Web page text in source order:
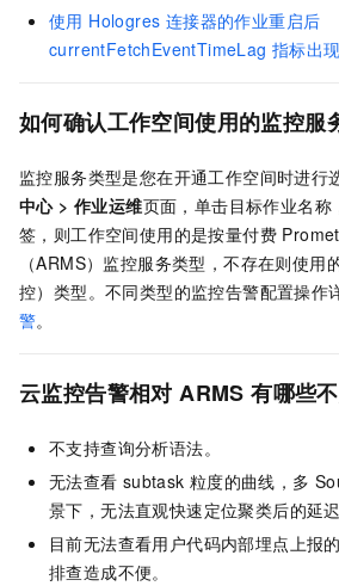
使用 Hologres 连接器的作业重启后
currentFetchEventTimeLag 指标出
如何确认工作空间使用的监控服
监控服务类型是您在开通工作空间时进行
中心>作业运维页面，单击目标作业名称
签，则工作空间使用的是按量付费
（ARMS）监控服务类型，不存在则使用
控）类型。不同类型的监控告警配置操作
警。
云监控告警相对 ARMS 有哪些
不支持查询分析语法。
无法查看 subtask 粒度的曲线，多
景下，无法直观快速定位聚类后的延迟
目前无法查看用户代码内部埋点上报
排查造成不便。